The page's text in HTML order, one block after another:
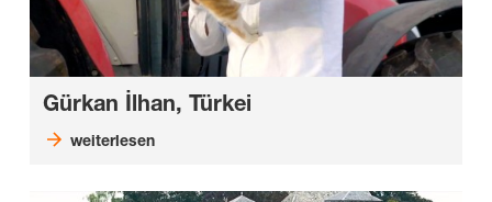
Gürkan İlhan, Türkei
weiterlesen